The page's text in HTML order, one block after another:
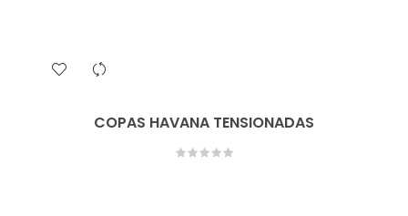
COPAS HAVANA TENSIONADAS